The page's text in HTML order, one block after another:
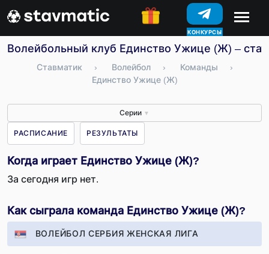
КОНКУРСЫ
Волейбольный клуб Единство Ужице (Ж) –
Ставматик › Волейбол › Команды
›
Единство Ужице (Ж)
Серии ▼
РАСПИСАНИЕ РЕЗУЛЬТАТЫ
Когда играет Единство Ужице (Ж)?
За сегодня игр нет.
Как сыграла команда Единство Ужице (Ж)?
ВОЛЕЙБОЛ СЕРБИЯ ЖЕНСКАЯ ЛИГА